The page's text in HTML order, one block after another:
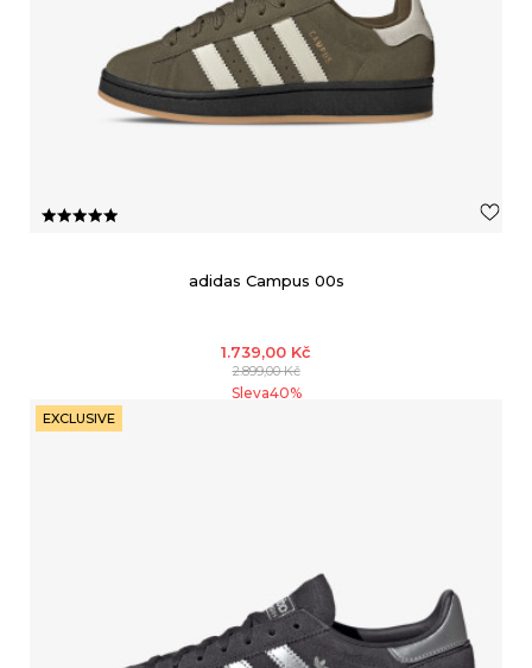
adidas Campus 00s
1.739,00 Kč
2.899,00Kč
Sleva40%
EXCLUSIVE